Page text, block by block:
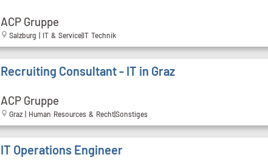
ACP Gruppe
Salzburg | IT & Service|IT Technik
Recruiting Consultant - IT in Graz
ACP Gruppe
Graz | Human Resources & Recht|Sonstiges
IT Operations Engineer